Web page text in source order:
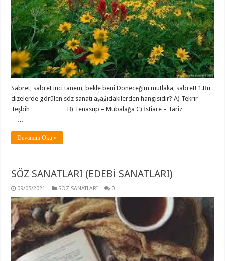
Sabret, sabret inci tanem, bekle beni Döneceğim mutlaka, sabret! 1.Bu
dizelerde görülen söz sanatı aşağıdakilerden hangisidir? A) Tekrir –
Teşbih B) Tenasüp – Mübalağa C) İstiare – Tariz
…
Devamını Oku »
SÖZ SANATLARI (EDEBİ SANATLARI)
09/05/2021 SÖZ SANATLARI 0